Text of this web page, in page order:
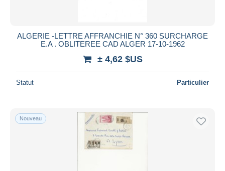
ALGERIE -LETTRE AFFRANCHIE N° 360 SURCHARGE
E.A . OBLITEREE CAD ALGER 17-10-1962
± 4,62 $US
Statut Particulier
Nouveau